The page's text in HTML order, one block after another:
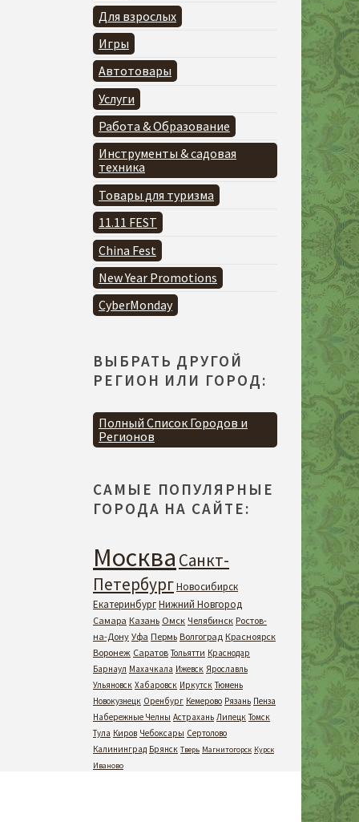
Для взрослых
Игры
Автотовары
Услуги
Работа & Образование
Инструменты & садовая
техника
Товары для туризма
11.11 FEST
China Fest
New Year Promotions
CyberMonday
ВЫБРАТЬ ДРУГОЙ
РЕГИОН ИЛИ ГОРОД:
Полный Список Городов и
Регионов
САМЫЕ ПОПУЛЯРНЫЕ
ГОРОДА НА САЙТЕ:
Москва Санкт-
ПетербургНовосибирск
ЕкатеринбургНижний Новгород
Самара Казань Омск Челябинск Ростов-
на-Дону Уфа Пермь Волгоград Красноярск
Воронеж Саратов Тольятти Краснодар
Барнаул Махачкала Ижевск Ярославль
Ульяновск Хабаровск Иркутск Тюмень
Новокузнецк Оренбург Кемерово Рязань Пенза
Набережные Челны Астрахань Липецк Томск
Тула Киров Чебоксары Сертолово
Калининград Брянск Тверь Магнитогорск Курск
Иваново